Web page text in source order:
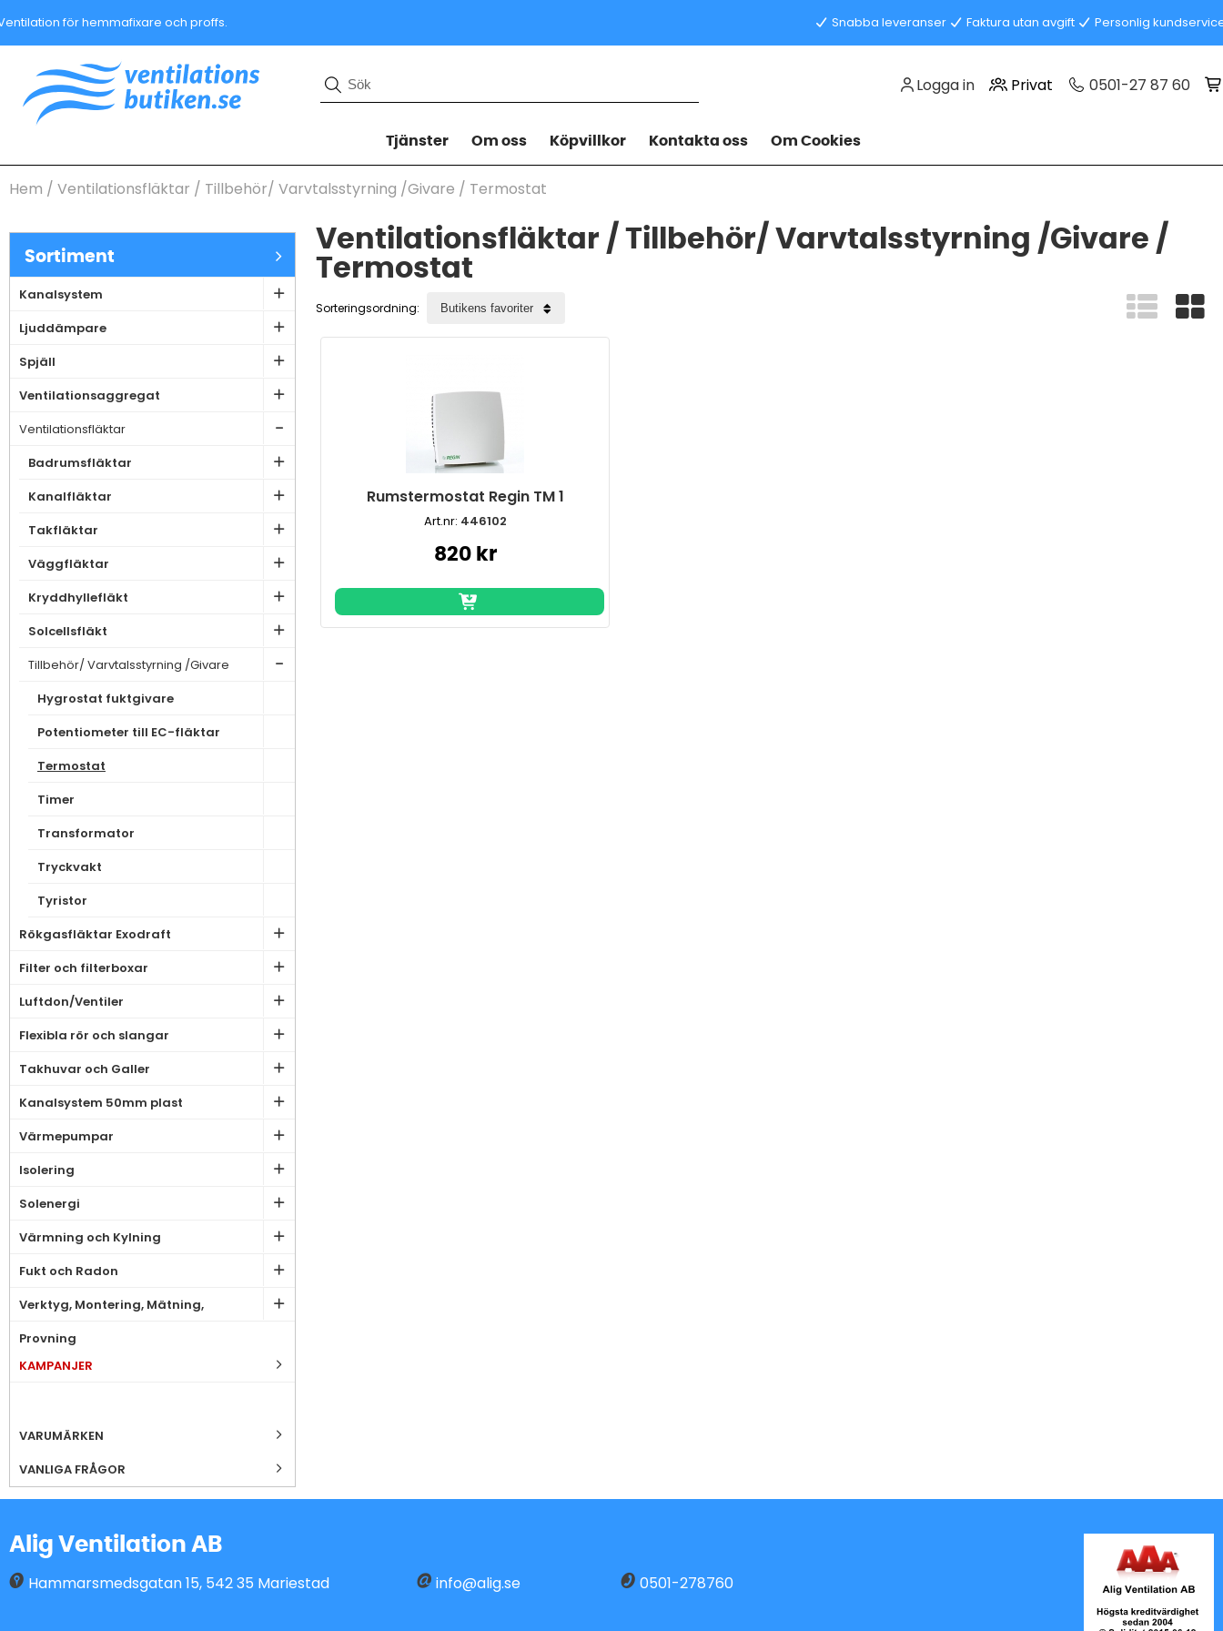
för hemmafixare och proffs. Snabba leveranser Faktura utan avgift Personlig
0501-27 87 60
Privat
Logga in
Tjänster Om oss Köpvillkor Kontakta oss Om Cookies
Hem / Ventilationsfläktar / Tillbehör/ Varvtalsstyrning /Givare / Termostat
Sortiment
Kanalsystem
Ljuddämpare
Spjäll
Ventilationsaggregat
Ventilationsfläktar
Badrumsfläktar
Kanalfläktar
Takfläktar
Väggfläktar
Kryddhyllefläkt
Solcellsfläkt
Tillbehör/ Varvtalsstyrning /Givare
Hygrostat fuktgivare
Potentiometer till EC-fläktar
Termostat
Timer
Transformator
Tryckvakt
Tyristor
Rökgasfläktar Exodraft
Filter och filterboxar
Luftdon/Ventiler
Flexibla rör och slangar
Takhuvar och Galler
Kanalsystem 50mm plast
Värmepumpar
Isolering
Solenergi
Värmning och Kylning
Fukt och Radon
Verktyg, Montering, Mätning,
Provning
KAMPANJER
VARUMÄRKEN
VANLIGA FRÅGOR
Ventilationsfläktar / Tillbehör/ Varvtalsstyrning /Givare /
Termostat
Sorteringsordning:
Rumstermostat Regin TM 1
Art.nr: 446102
820 kr
Alig Ventilation AB
Hammarsmedsgatan 15, 542 35 Mariestad info@alig.se 0501-278760